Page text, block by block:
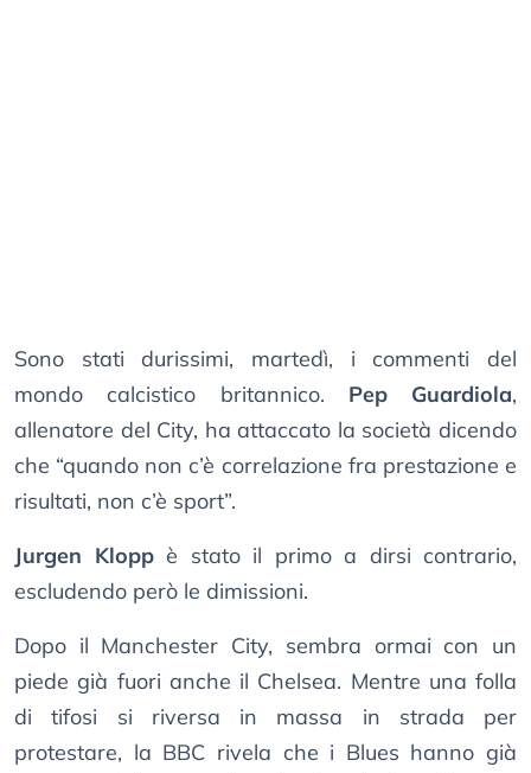
Sono stati durissimi, martedì, i commenti del
mondo calcistico britannico. Pep Guardiola,
allenatore del City, ha attaccato la società dicendo
che “quando non c’è correlazione fra prestazione e
risultati, non c’è sport”.
Jurgen Kloppè stato il primo a dirsi contrario,
escludendo però le dimissioni.
Dopo il Manchester City, sembra ormai con un
piede già fuori anche il Chelsea. Mentre una folla
di tifosi si riversa in massa in strada per
protestare, la BBC rivela che i Blues hanno già